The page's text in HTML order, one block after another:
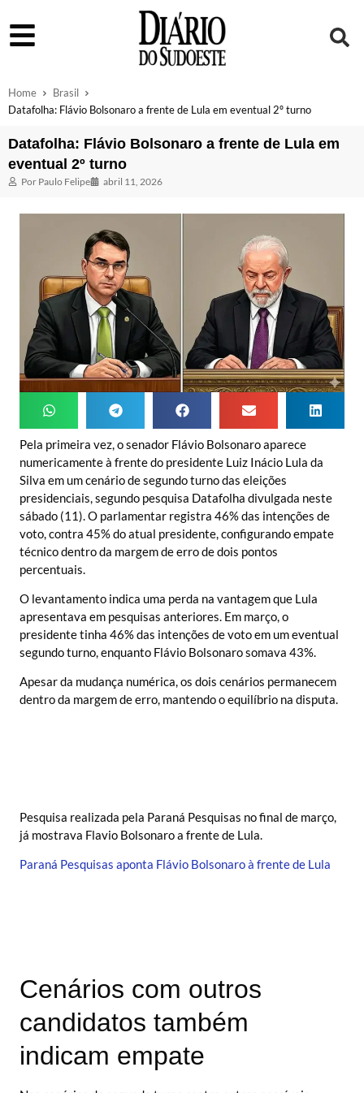
Home
Brasil
Datafolha: Flávio Bolsonaro a frente de Lula em eventual 2º turno
Datafolha: Flávio Bolsonaro a frente de Lula em
eventual 2º turno
Por Paulo Felipe abril 11, 2026
Pela primeira vez, o senador Flávio Bolsonaro aparece
numericamente à frente do presidente Luiz Inácio Lula da
Silva em um cenário de segundo turno das eleições
presidenciais, segundo pesquisa Datafolha divulgada neste
sábado (11). O parlamentar registra 46% das intenções de
voto, contra 45% do atual presidente, configurando empate
técnico dentro da margem de erro de dois pontos
percentuais.
O levantamento indica uma perda na vantagem que Lula
apresentava em pesquisas anteriores. Em março, o
presidente tinha 46% das intenções de voto em um eventual
segundo turno, enquanto Flávio Bolsonaro somava 43%.
Apesar da mudança numérica, os dois cenários permanecem
dentro da margem de erro, mantendo o equilíbrio na disputa.
Pesquisa realizada pela Paraná Pesquisas no final de março,
já mostrava Flavio Bolsonaro a frente de Lula.
Paraná Pesquisas aponta Flávio Bolsonaro à frente de Lula
Cenários com outros
candidatos também
indicam empate